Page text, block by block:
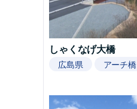
しゃくなげ大橋
広島県 アーチ橋